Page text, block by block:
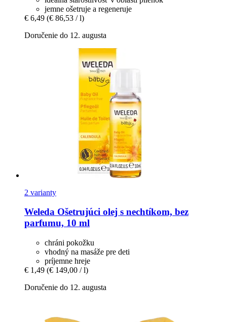
jemne ošetruje a regeneruje
€ 6,49 (€ 86,53 / l)
Doručenie do 12. augusta
2 varianty
Weleda Ošetrujúci olej s nechtíkom, bez
parfumu, 10 ml
chráni pokožku
vhodný na masáže pre deti
príjemne hreje
€ 1,49 (€ 149,00 / l)
Doručenie do 12. augusta